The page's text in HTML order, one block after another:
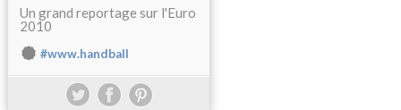
Un grand reportage sur l'Euro
2010
#www.handball